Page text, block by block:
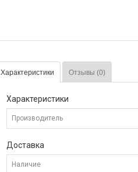
Характеристики Отзывы (0)
Характеристики
Производитель
Доставка
Наличие